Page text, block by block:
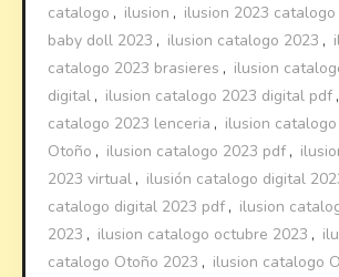
catalogo , ilusion , ilusion 2023 catalogo
baby doll 2023 , ilusion catalogo 2023 ,
catalogo 2023 brasieres , ilusion
digital , ilusion catalogo 2023 digital pdf ,
catalogo 2023 lenceria , ilusion
Otoño , ilusion catalogo 2023 pdf ,
2023 virtual , ilusión catalogo digital
catalogo digital 2023 pdf , ilusion
2023 , ilusion catalogo octubre 2023 ,
catalogo Otoño 2023 , ilusion catalogo